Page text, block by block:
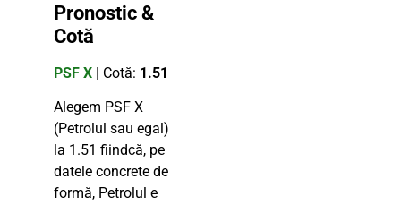
Pronostic &
Cotă
PSF X | Cotă: 1.51
Alegem PSF X
(Petrolul sau egal)
la 1.51 fiindcă, pe
datele concrete de
formă, Petrolul e